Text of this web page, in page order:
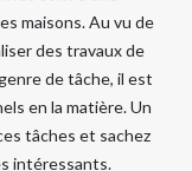
maisons. Au vu de
des travaux de
de tâche, il est
en la matière. Un
tâches et sachez
intéressants.